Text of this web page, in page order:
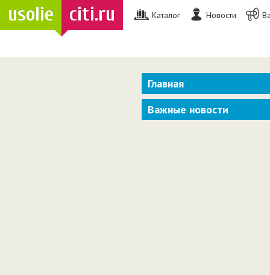
usolie citi.ru Каталог Новости
Главная
Важные новости